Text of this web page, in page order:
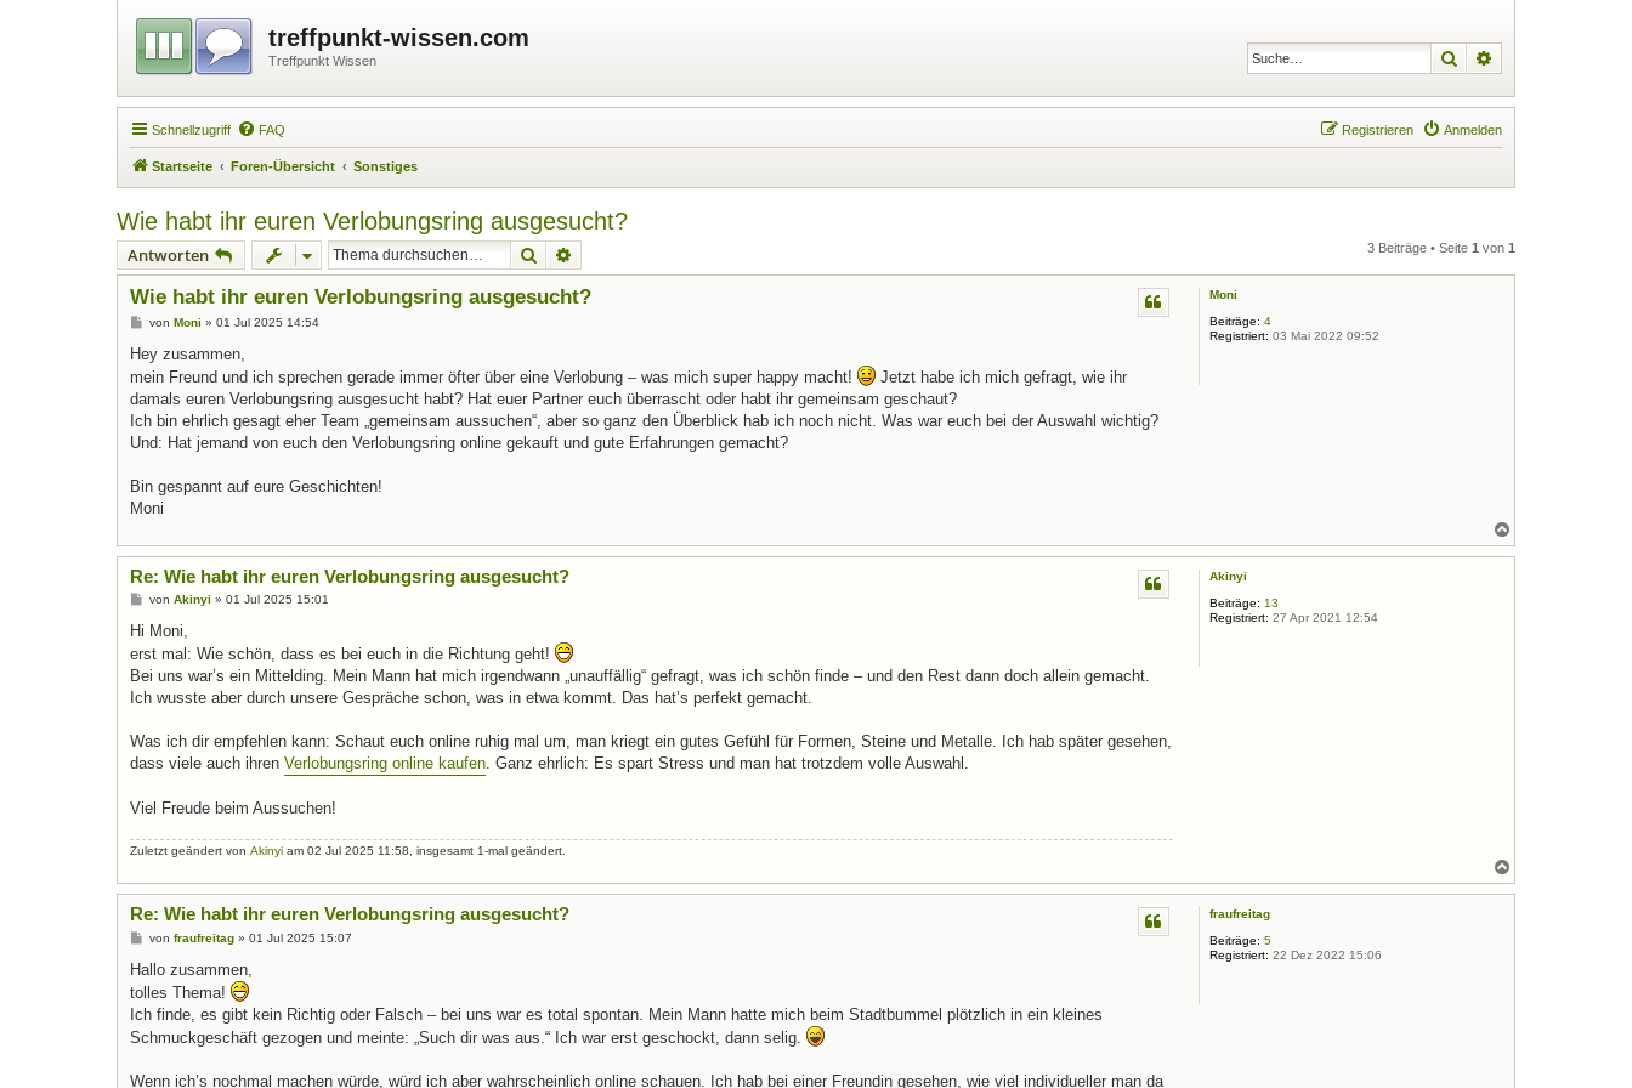
treffpunkt-wissen.com
Treffpunkt Wissen Suche
Schnellzugriff FAQ Anmelden
Registrieren
Startseite Foren-Übersicht Sonstiges
Wie habt ihr euren Verlobungsring ausgesucht?
Antworten Suche 3 Beiträge • Seite 1 von 1
Moni
Beiträge: 4
Registriert: 03 Mai 2022 09:52
Wie habt ihr euren Verlobungsring ausgesucht?
B
i
r
a
g
von Moni » 01 Jul 2025 14:54
Hey zusammen,
mein Freund und ich sprechen gerade immer öfter über eine Verlobung – was mich super happy macht!
Jetzt habe ich mich gefragt, wie ihr
damals euren Verlobungsring ausgesucht habt? Hat euer Partner euch überrascht oder habt ihr gemeinsam geschaut?
Ich bin ehrlich gesagt eher Team „gemeinsam aussuchen“, aber so ganz den Überblick hab ich noch nicht. Was war euch bei der Auswahl wichtig?
Und: Hat jemand von euch den Verlobungsring online gekauft und gute Erfahrungen gemacht?
Bin gespannt auf eure Geschichten!
Moni
a
c
Akinyi
Beiträge: 13
Registriert: 27 Apr 2021 12:54
Re: Wie habt ihr euren Verlobungsring ausgesucht?
B
r
a
g
von Akinyi » 01 Jul 2025 15:01
Hi Moni,
erst mal: Wie schön, dass es bei euch in die Richtung geht!
Bei uns war’s ein Mittelding. Mein Mann hat mich irgendwann „unauffällig“ gefragt, was ich schön finde – und den Rest dann doch allein gemacht.
Ich wusste aber durch unsere Gespräche schon, was in etwa kommt. Das hat’s perfekt gemacht.
Was ich dir empfehlen kann: Schaut euch online ruhig mal um, man kriegt ein gutes Gefühl für Formen, Steine und Metalle. Ich hab später gesehen,
dass viele auch ihren Verlobungsring online kaufen. Ganz ehrlich: Es spart Stress und man hat trotzdem volle Auswahl.
Viel Freude beim Aussuchen!
Zuletzt geändert von Akinyi am 02 Jul 2025 11:58, insgesamt 1-mal geändert.
a
c
fraufreitag
Beiträge: 5
Registriert: 22 Dez 2022 15:06
Re: Wie habt ihr euren Verlobungsring ausgesucht?
B
i
a
g
von fraufreitag» 01 Jul 2025 15:07
Hallo zusammen,
tolles Thema!
Ich finde, es gibt kein Richtig oder Falsch – bei uns war es total spontan. Mein Mann hatte mich beim Stadtbummel plötzlich in ein kleines
Schmuckgeschäft gezogen und meinte: „Such dir was aus.“ Ich war erst geschockt, dann selig.
Wenn ich’s nochmal machen würde, würd ich aber wahrscheinlich online schauen. Ich hab bei einer Freundin gesehen, wie viel individueller man da